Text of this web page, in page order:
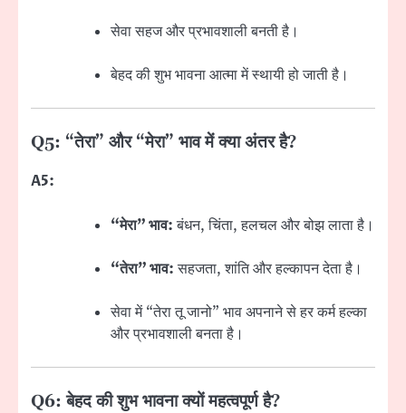
सेवा सहज और प्रभावशाली बनती है।
बेहद की शुभ भावना आत्मा में स्थायी हो जाती है।
Q5: “तेरा” और “मेरा” भाव में क्या अंतर है?
A5:
“मेरा” भाव:बंधन, चिंता, हलचल और बोझ लाता है।
“तेरा” भाव:सहजता, शांति और हल्कापन देता है।
सेवा में “तेरा तू जानो” भाव अपनाने से हर कर्म हल्का
और प्रभावशाली बनता है।
Q6: बेहद की शुभ भावना क्यों महत्वपूर्ण है?